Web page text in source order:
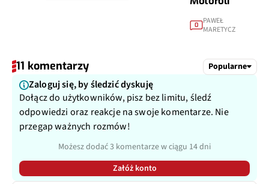
0
PAWEŁ
MARETYCZ
11 komentarzy Popularne
Zaloguj się, by śledzić dyskuję
Dołącz do użytkowników, pisz bez limitu, śledź
odpowiedzi oraz reakcje na swoje komentarze. Nie
przegap ważnych rozmów!
Możesz dodać 3 komentarze w ciągu 14 dni
Załóż konto